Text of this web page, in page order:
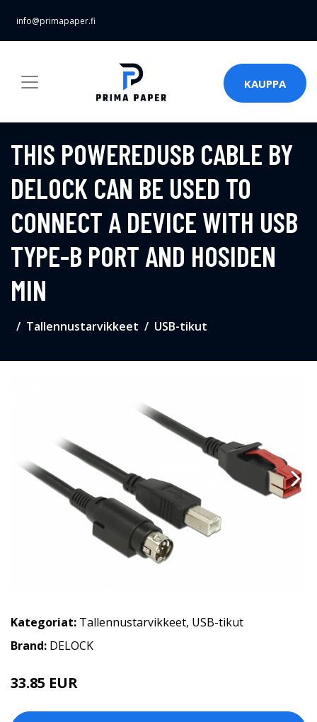
info@primapaper.fi
KAUPPA
THIS POWEREDUSB CABLE BY
DELOCK CAN BE USED TO
CONNECT A DEVICE WITH USB
TYPE-B PORT AND HOSIDEN
MIN
Tallennustarvikkeet USB-tikut
Kategoriat: Tallennustarvikkeet, USB-tikut
Brand: DELOCK
33.85 EUR